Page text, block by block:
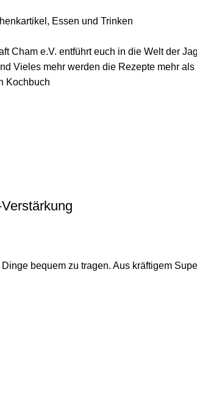
, Essen und Trinken
Cham e.V. entführt euch in die Welt der
Vieles mehr werden die Rezepte mehr
Kochbuch
bequem zu tragen. Aus kräftigem